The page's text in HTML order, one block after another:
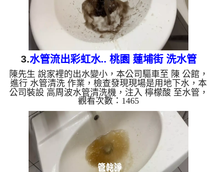
3.水管流出彩虹水.. 桃園 蓮埔街 洗水管
陳先生 說家裡的出水變小，本公司驅車至 陳 公館，
進行 水管清洗 作業，檢查發現現場是用地下水，本
公司裝設 高周波水管清洗機，注入 檸檬酸 至水管，
等了約15分，開啟 水管清洗機 ，啟動 螺旋波 模式，
一洗水管就流出黑水，一下變成棕色綠色，看起來就
像彩虹水，四個多小時後，出水變乾淨熱水出水也恢
復了。 如是自來水，如水管老化，會產生鐵鏽跟泥
沙堆積，洗出來的水就會是咖啡色，地下水含有氧化
錳，管壁上會結成黑色管垢，洗出來的水會跟石油一
樣黑，有些洗出綠色的水，是因為裡面有銅的物質，
生鏽產生銅綠，如...
觀看次數：1465